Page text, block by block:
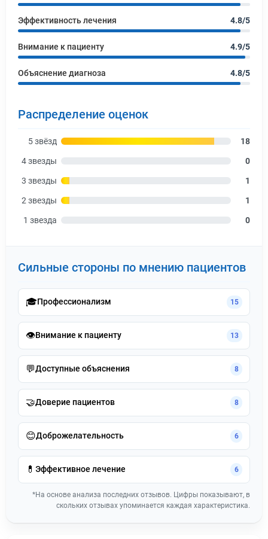
Эффективность лечения 4.8/5
Внимание к пациенту 4.9/5
Объяснение диагноза 4.8/5
Распределение оценок
5 звёзд 18
4 звезды 0
3 звезды 1
2 звезды 1
1 звезда 0
Сильные стороны по мнению пациентов
🎓Профессионализм 15
👁️Внимание к пациенту 13
💬Доступные объяснения 8
🤝Доверие пациентов 8
😊Доброжелательность 6
💊 Эффективное лечение 6
*На основе анализа последних отзывов. Цифры показывают, в
скольких отзывах упоминается каждая характеристика.